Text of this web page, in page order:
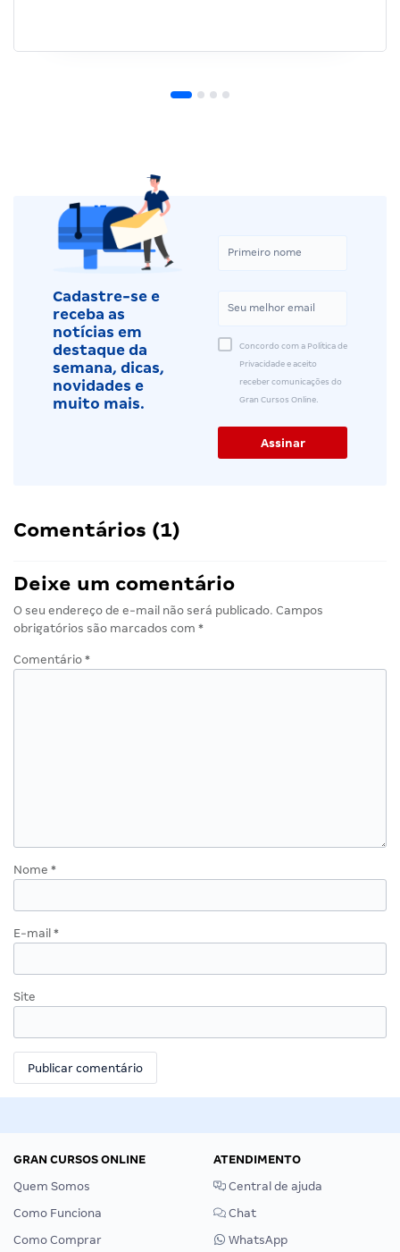
Cadastre-se e
receba as
notícias em
destaque da
semana, dicas,
novidades e
muito mais.
Concordo com a Política de
Privacidade e aceito
receber comunicações do
Gran Cursos Online.
Comentários (1)
Deixe um comentário
O seu endereço de e-mail não será publicado. Campos
obrigatórios são marcados com *
Comentário *
Nome *
E-mail *
Site
GRAN CURSOS ONLINE
Quem Somos
Como Funciona
Como Comprar
ATENDIMENTO
Central de ajuda
Chat
WhatsApp